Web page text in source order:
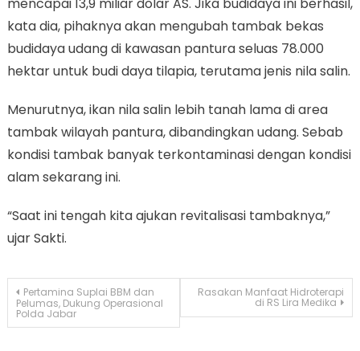
kata dia, pihaknya akan mengubah tambak bekas
budidaya udang di kawasan pantura seluas 78.000
hektar untuk budi daya tilapia, terutama jenis nila salin.
Menurutnya, ikan nila salin lebih tanah lama di area
tambak wilayah pantura, dibandingkan udang. Sebab
kondisi tambak banyak terkontaminasi dengan kondisi
alam sekarang ini.
“Saat ini tengah kita ajukan revitalisasi tambaknya,”
ujar Sakti.
Navigasi
pos
Pertamina Suplai BBM dan
Pelumas, Dukung Operasional
Polda Jabar
Rasakan Manfaat Hidroterapi
di RS Lira Medika